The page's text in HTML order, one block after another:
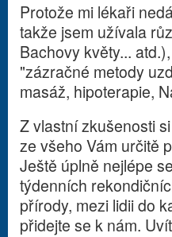
Protože mi lékaři
takže jsem užívala
Bachovy květy...
"zázračné metody
masáž, hipoterapie,
Z vlastní zkušenosti
ze všeho Vám určitě
Ještě úplně nejlépe
týdenních
přírody, mezi lidii do
přidejte se k nám.